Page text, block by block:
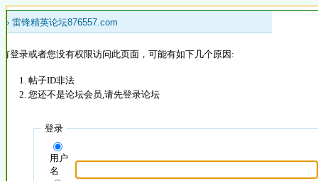
» 雷锋精英论坛876557.com
登录或者您没有权限访问此页面，可能有如下几个原因:
帖子ID非法
您还不是论坛会员,请先登录论坛
登录
用户
名